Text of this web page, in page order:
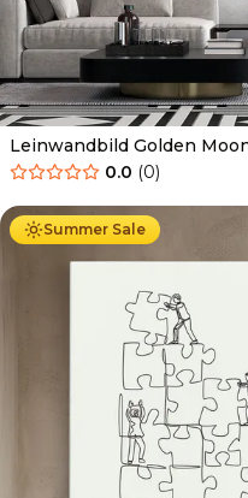
Leinwandbild Golden
0.0 (0)
Summer Sale
Ab 39.90 € 34.90